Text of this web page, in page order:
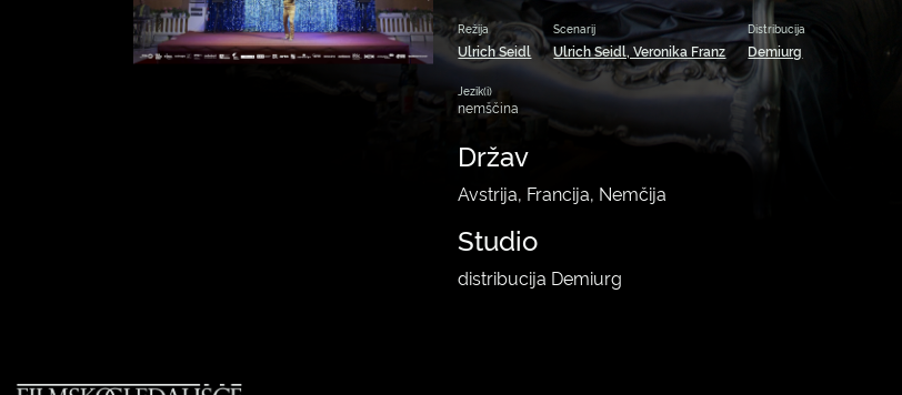
Režija
Ulrich Seidl
Scenarij
Ulrich Seidl, Veronika Franz
Distribucija
Demiurg
Jezik(i)
nemščina
Držav
Avstrija, Francija, Nemčija
Studio
distribucija Demiurg